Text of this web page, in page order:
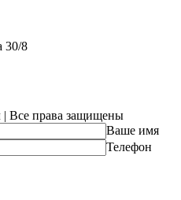
30/8
Все права защищены
Ваше имя
Телефон